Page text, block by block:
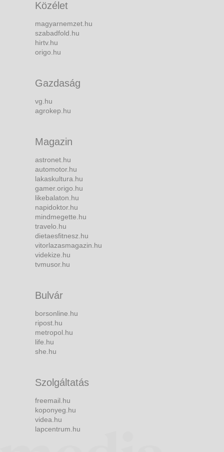
Közélet
magyarnemzet.hu
szabadfold.hu
hirtv.hu
origo.hu
Gazdaság
vg.hu
agrokep.hu
Magazin
astronet.hu
automotor.hu
lakaskultura.hu
gamer.origo.hu
likebalaton.hu
napidoktor.hu
mindmegette.hu
travelo.hu
dietaesfitnesz.hu
vitorlazasmagazin.hu
videkize.hu
tvmusor.hu
Bulvár
borsonline.hu
ripost.hu
metropol.hu
life.hu
she.hu
Szolgáltatás
freemail.hu
koponyeg.hu
videa.hu
lapcentrum.hu